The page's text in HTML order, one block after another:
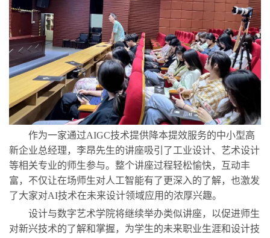
作为一家通过AIGC技术提供降本提效服务的中小型高
新企业总经理，李昂先生的讲座吸引了工业设计、艺术设计
等相关专业的师生参与。整个讲座过程轻松愉快，互动丰
富，不仅让在场师生对人工智能有了更深入的了解，也激发
了大家对AI技术在未来设计领域应用的浓厚兴趣。
设计与数字艺术学院将继续举办类似讲座，以促进师生
对新兴技术的了解和掌握，为学生的未来职业生涯和设计技